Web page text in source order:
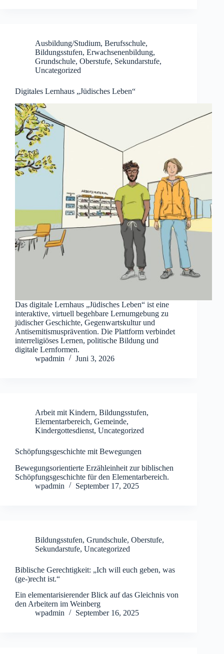
Ausbildung/Studium, Berufsschule,
Bildungsstufen, Erwachsenenbildung,
Grundschule, Oberstufe, Sekundarstufe,
Uncategorized
Digitales Lernhaus „Jüdisches Leben“
Das digitale Lernhaus „Jüdisches Leben“ ist eine
interaktive, virtuell begehbare Lernumgebung zu
jüdischer Geschichte, Gegenwartskultur und
Antisemitismusprävention. Die Plattform verbindet
interreligiöses Lernen, politische Bildung und
digitale Lernformen.
wpadmin
Juni 3, 2026
Arbeit mit Kindern, Bildungsstufen,
Elementarbereich, Gemeinde,
Kindergottesdienst, Uncategorized
Schöpfungsgeschichte mit Bewegungen
Bewegungsorientierte Erzähleinheit zur biblischen
Schöpfungsgeschichte für den Elementarbereich.
wpadmin
September 17, 2025
Bildungsstufen, Grundschule, Oberstufe,
Sekundarstufe, Uncategorized
Biblische Gerechtigkeit: „Ich will euch geben, was
(ge-)recht ist.“
Ein elementarisierender Blick auf das Gleichnis von
den Arbeitern im Weinberg
wpadmin
September 16, 2025